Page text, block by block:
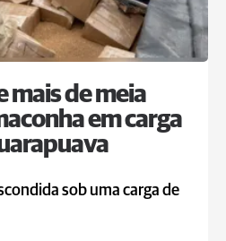
mais de meia
em carga
sob uma carga de